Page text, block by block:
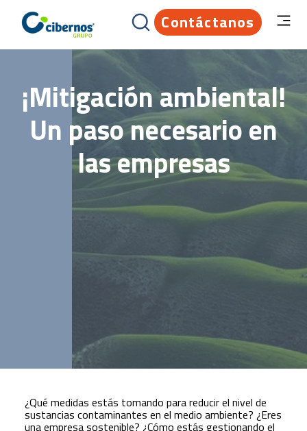
Contáctanos
¡Mitigación ambiental!
Un paso necesario en
las empresas
¿Qué medidas estás tomando para reducir el nivel de
sustancias contaminantes en el medio ambiente? ¿Eres
una empresa sostenible? ¿Cómo estás gestionando el